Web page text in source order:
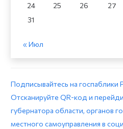
24
25 26 27
31
« Июл
Подписывайтесь на госпаблики
Отсканируйте QR-код и
губернатора области, органов
местного самоуправления в